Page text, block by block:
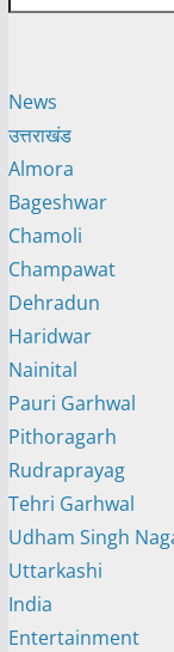
News
उत्तराखंड
Almora
Bageshwar
Chamoli
Champawat
Dehradun
Haridwar
Nainital
Pauri Garhwal
Pithoragarh
Rudraprayag
Tehri Garhwal
Udham Singh
Uttarkashi
India
Entertainment